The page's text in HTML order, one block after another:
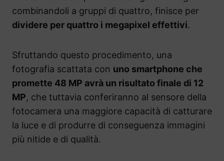
combinandoli a gruppi di quattro, finisce per
dividere per quattro i megapixel effettivi.
Sfruttando questo procedimento, una
fotografia scattata con uno smartphone che
promette 48 MP avrà un risultato finale di 12
MP, che tuttavia conferiranno al sensore della
fotocamera una maggiore capacità di catturare
la luce e di produrre di conseguenza immagini
più nitide e di qualità.